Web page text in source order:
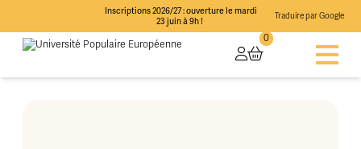
Inscriptions 2026/27 : ouverture le mardi
23 juin à 9h !
Traduire par Google
0